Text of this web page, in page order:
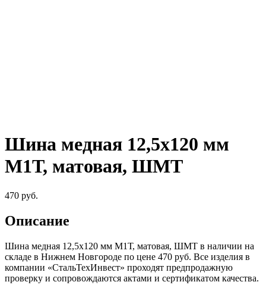
Шина медная 12,5х120 мм
М1Т, матовая, ШМТ
470 руб.
Описание
Шина медная 12,5х120 мм М1Т, матовая, ШМТ в наличии на
складе в Нижнем Новгороде по цене 470 руб. Все изделия в
компании «СтальТехИнвест» проходят предпродажную
проверку и сопровождаются актами и сертификатом качества.